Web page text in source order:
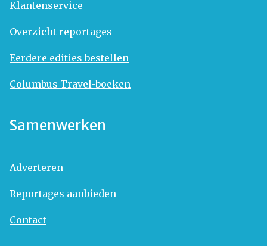
Klantenservice
Overzicht reportages
Eerdere edities bestellen
Columbus Travel-boeken
Samenwerken
Adverteren
Reportages aanbieden
Contact